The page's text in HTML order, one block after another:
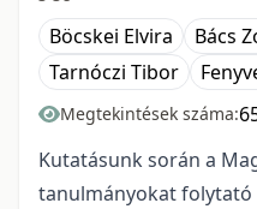
Böcskei Elvira Bács
Tarnóczi Tibor
Megtekintések száma:
Kutatásunk során a
tanulmányokat